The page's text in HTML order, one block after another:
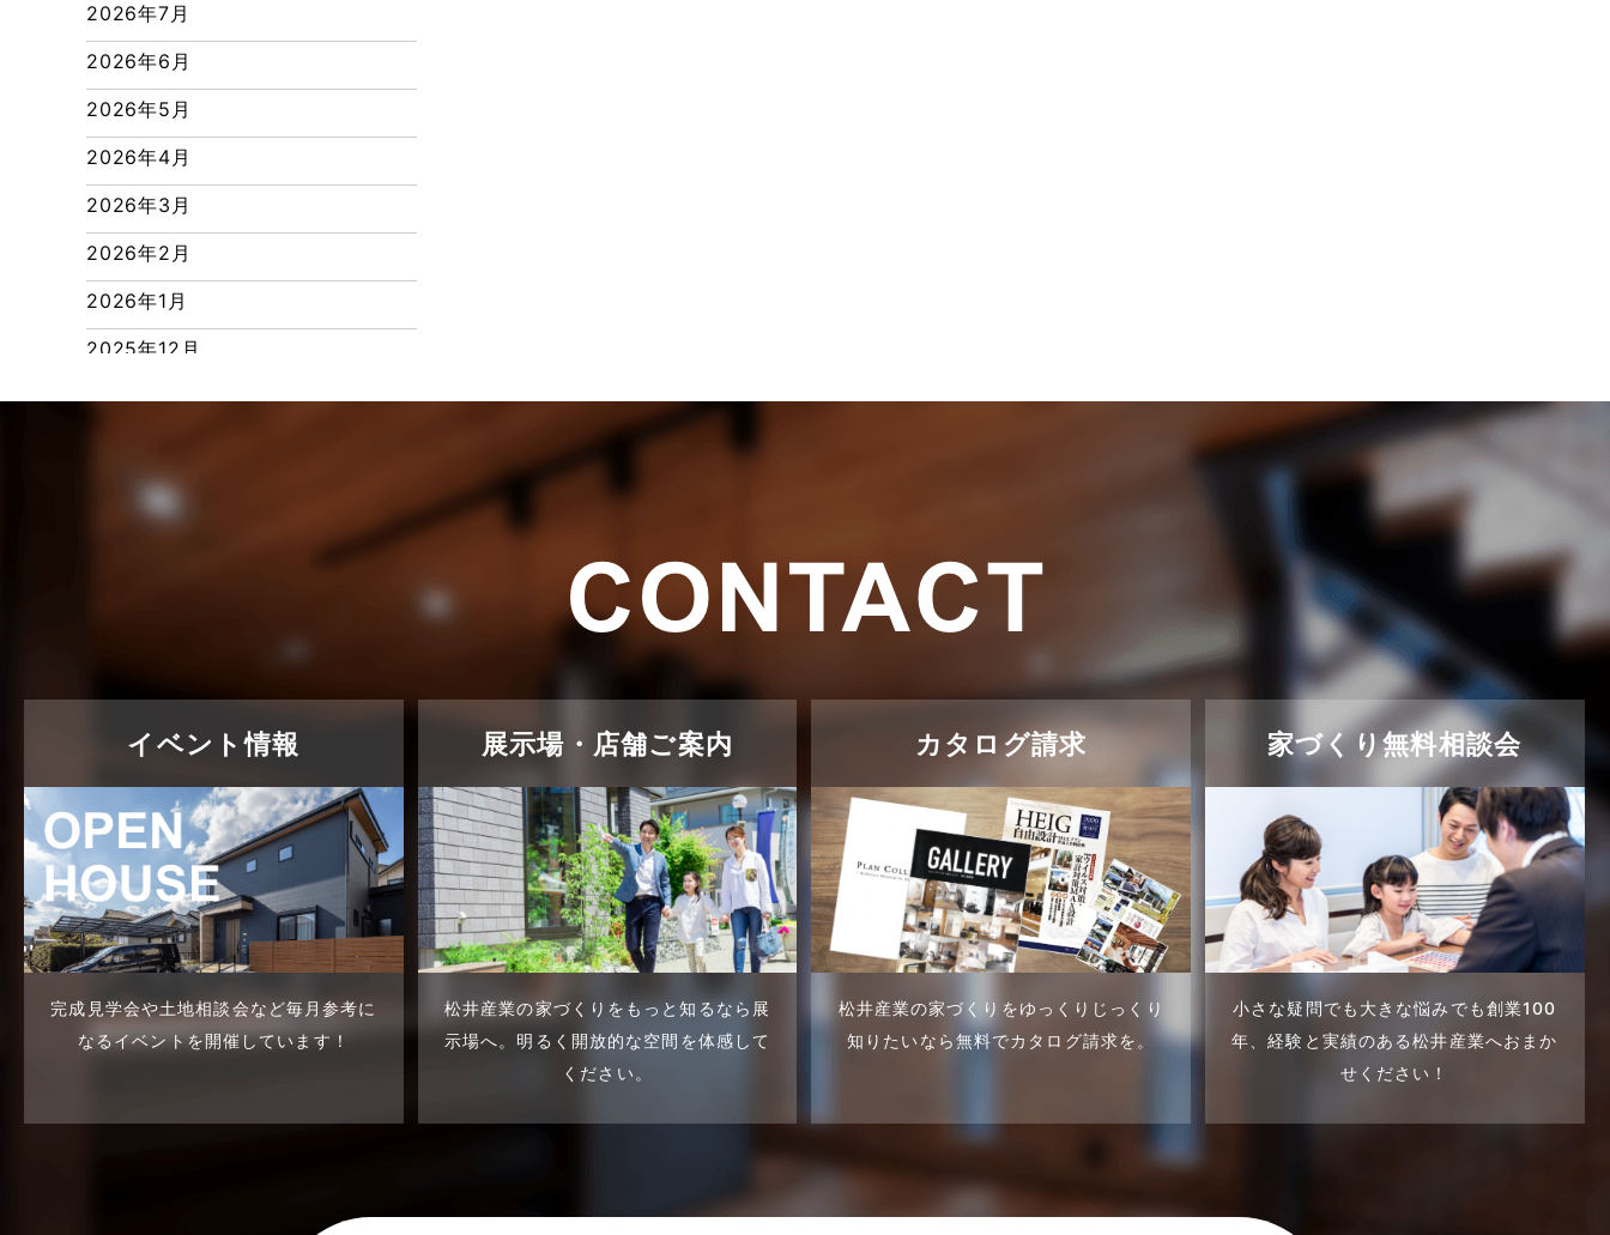
三郷中央駅店-ブログ
介護施設経営活用事例
住宅に関するよくある質問
吉川市
吉川店-ブログ
商品情報
土地に関するよくある質問
売買物件に関するよくある質問
2026年7月
2026年6月
2026年5月
2026年4月
2026年3月
2026年2月
2026年1月
2025年12月
2025年11月
2025年9月
2025年4月
2025年2月
2025年1月
2024年12月
2024年11月
2024年10月
イベント情報
完成見学会や土地相談会など毎月参考に
なるイベントを開催しています！
展示場・店舗ご案内
松井産業の家づくりをもっと知るなら展
示場へ。 明るく開放的な空間を体感して
ください。
カタログ請求
松井産業の家づくりをゆっくりじっくり
知りたいなら無料でカタログ請求を。
家づくり無料相談会
小さな疑問でも大きな悩みでも創業100
年、経験と実績のある松井産業へおまか
せください！